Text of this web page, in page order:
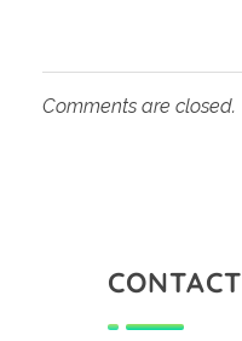
Comments are closed.
CONTACT